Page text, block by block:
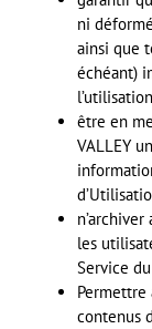
ni
ainsi que
échéant)
être en
VALLEY
les
Service
Permettre
contenus